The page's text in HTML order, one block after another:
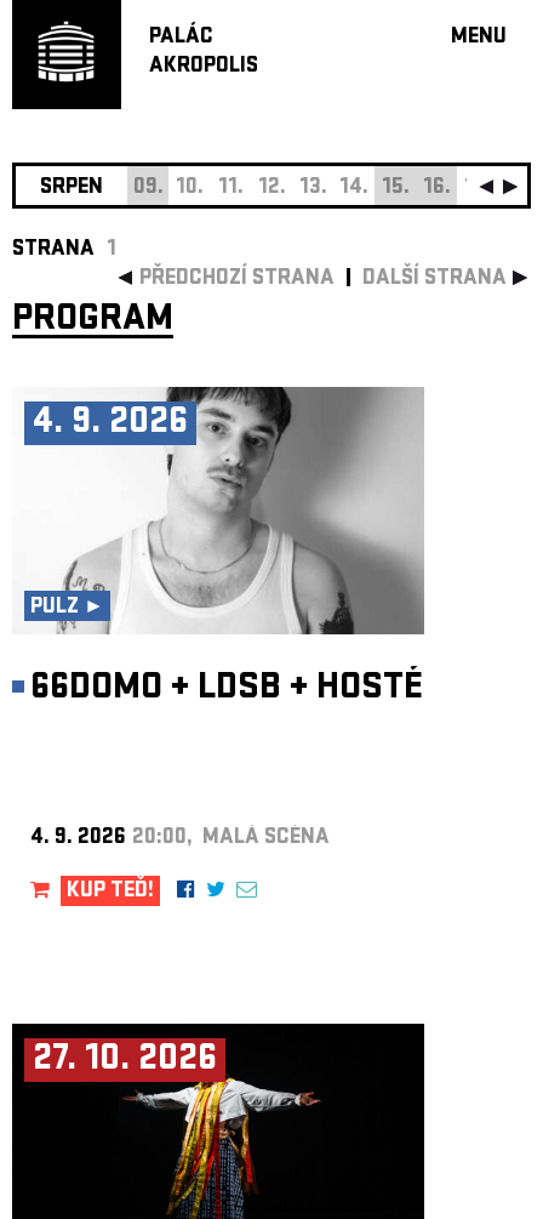
PALÁC
AKROPOLIS
MENU
JAZZ
HUDBA
SRPEN 09. 10. 11. 12. 13. 14. 15. 16. 17. 18.
STRANA 1
PŘEDCHOZÍ STRANA
DALŠÍ STRANA
PROGRAM
4. 9. 2026
PULZ ►
66DOMO + LDSB + HOSTÉ
4. 9. 2026 20:00, MALÁ SCÉNA
KUP TEĎ!
27. 10. 2026